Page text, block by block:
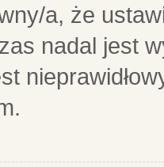
a, że
nadal jest